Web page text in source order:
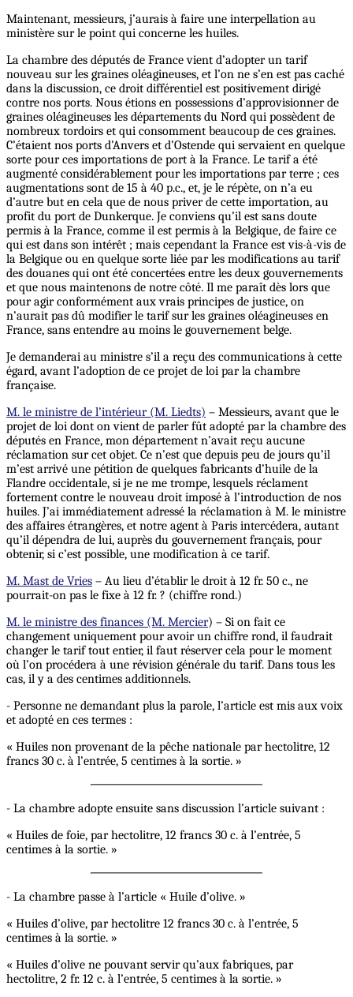
Maintenant, messieurs, j’aurais à faire une interpellation au
ministère sur le point qui concerne les huiles.
La chambre des députés de France vient d’adopter un tarif
nouveau sur les graines oléagineuses, et l’on ne s’en est pas caché
dans la discussion, ce droit différentiel est positivement dirigé
contre nos ports. Nous étions en possessions d’approvisionner de
graines oléagineuses les départements du Nord qui possèdent de
nombreux tordoirs et qui consomment beaucoup de ces graines.
C’étaient nos ports d’Anvers et d’Ostende qui servaient en quelque
sorte pour ces importations de port à la France. Le tarif a été
augmenté considérablement pour les importations par terre ; ces
augmentations sont de 15 à 40 p.c., et, je le répète, on n’a eu
d’autre but en cela que de nous priver de cette importation, au
profit du port de Dunkerque. Je conviens qu’il est sans doute
permis à la France, comme il est permis à la Belgique, de faire ce
qui est dans son intérêt ; mais cependant la France est vis-à-vis de
la Belgique ou en quelque sorte liée par les modifications au tarif
des douanes qui ont été concertées entre les deux gouvernements
et que nous maintenons de notre côté. Il me paraît dès lors que
pour agir conformément aux vrais principes de justice, on
n’aurait pas dû modifier le tarif sur les graines oléagineuses en
France, sans entendre au moins le gouvernement belge.
Je demanderai au ministre s’il a reçu des communications à cette
égard, avant l’adoption de ce projet de loi par la chambre
française.
M. le ministre de l’intérieur (M. Liedts) – Messieurs, avant que le
projet de loi dont on vient de parler fût adopté par la chambre des
députés en France, mon département n’avait reçu aucune
réclamation sur cet objet. Ce n’est que depuis peu de jours qu’il
m’est arrivé une pétition de quelques fabricants d’huile de la
Flandre occidentale, si je ne me trompe, lesquels réclament
fortement contre le nouveau droit imposé à l’introduction de nos
huiles. J’ai immédiatement adressé la réclamation à M. le ministre
des affaires étrangères, et notre agent à Paris intercédera, autant
qu’il dépendra de lui, auprès du gouvernement français, pour
obtenir, si c’est possible, une modification à ce tarif.
M. Mast de Vries – Au lieu d’établir le droit à 12 fr. 50 c., ne
pourrait-on pas le fixe à 12 fr. ? (chiffre rond.)
M. le ministre des finances (M. Mercier) – Si on fait ce
changement uniquement pour avoir un chiffre rond, il faudrait
changer le tarif tout entier, il faut réserver cela pour le moment
où l’on procédera à une révision générale du tarif. Dans tous les
cas, il y a des centimes additionnels.
- Personne ne demandant plus la parole, l’article est mis aux voix
et adopté en ces termes :
« Huiles non provenant de la pêche nationale par hectolitre, 12
francs 30 c. à l’entrée, 5 centimes à la sortie. »
- La chambre adopte ensuite sans discussion l’article suivant :
« Huiles de foie, par hectolitre, 12 francs 30 c. à l’entrée, 5
centimes à la sortie. »
- La chambre passe à l’article « Huile d’olive. »
« Huiles d’olive, par hectolitre 12 francs 30 c. à l’entrée, 5
centimes à la sortie. »
« Huiles d’olive ne pouvant servir qu’aux fabriques, par
hectolitre, 2 fr. 12 c. à l’entrée, 5 centimes à la sortie. »